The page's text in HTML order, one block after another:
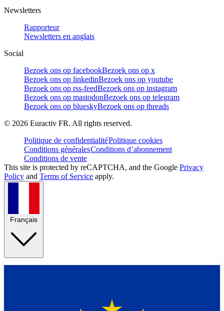
Newsletters
Rapporteur
Newsletters en anglais
Social
Bezoek ons op facebookBezoek ons op x
Bezoek ons op linkedinBezoek ons op youtube
Bezoek ons op rss-feedBezoek ons op instagram
Bezoek ons op mastodonBezoek ons op telegram
Bezoek ons op blueskyBezoek ons op threads
© 2026 Euractiv FR. All rights reserved.
Politique de confidentialitéPolitique cookies
Conditions généralesConditions d’abonnement
Conditions de vente
This site is protected by reCAPTCHA, and the Google Privacy
Policy and Terms of Service apply.
Français